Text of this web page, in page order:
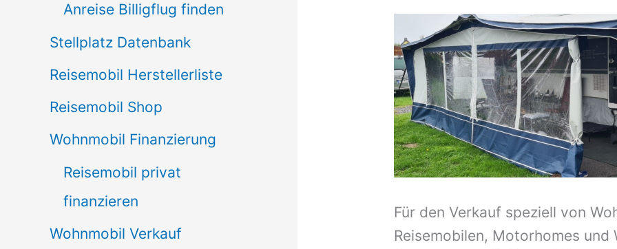
Anreise Billigflug finden
Stellplatz Datenbank
Reisemobil Herstellerliste
Reisemobil Shop
Wohnmobil Finanzierung
Reisemobil privat
finanzieren
Wohnmobil Verkauf
Für den Verkauf speziell von
Reisemobilen, Motorhomes und